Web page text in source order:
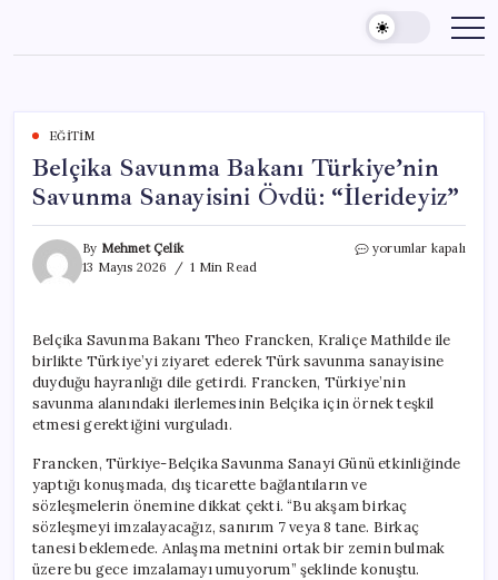
content
EĞITIM
Belçika Savunma Bakanı Türkiye’nin
Savunma Sanayisini Övdü: “İlerideyiz”
By Mehmet Çelik
13 Mayıs 2026
1 Min Read
Belçika
Sanayisini
Övdü:
“İlerideyiz”
için
yorumlar kapalı
Belçika Savunma Bakanı Theo Francken, Kraliçe Mathilde ile
birlikte Türkiye’yi ziyaret ederek Türk savunma sanayisine
duyduğu hayranlığı dile getirdi. Francken, Türkiye’nin
savunma alanındaki ilerlemesinin Belçika için örnek teşkil
etmesi gerektiğini vurguladı.
Francken, Türkiye-Belçika Savunma Sanayi Günü etkinliğinde
yaptığı konuşmada, dış ticarette bağlantıların ve
sözleşmelerin önemine dikkat çekti. “Bu akşam birkaç
sözleşmeyi imzalayacağız, sanırım 7 veya 8 tane. Birkaç
tanesi beklemede. Anlaşma metnini ortak bir zemin bulmak
üzere bu gece imzalamayı umuyorum” şeklinde konuştu.